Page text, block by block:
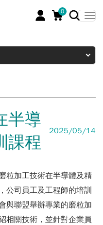
0
半導
課程
2025/05/14
粒加工技術在半導體及精
公司員工及工程師的培訓
與聯盟舉辦專業的磨粒加
相關技術，並針對企業員